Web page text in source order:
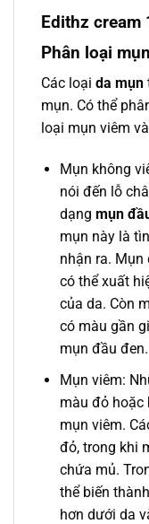
Edithz cream
Phân loại mụn
Các loại da mụn
mụn. Có thể
loại mụn viêm
Mụn không
nói đến lỗ
dạng mụn
mụn này là
nhận ra. Mụn
có thể xuất
của da. Còn
có màu gần
mụn đầu đen.
Mụn viêm:
màu đỏ hoặc
mụn viêm.
đỏ, trong khi
chứa mủ.
thể biến
hơn dưới da